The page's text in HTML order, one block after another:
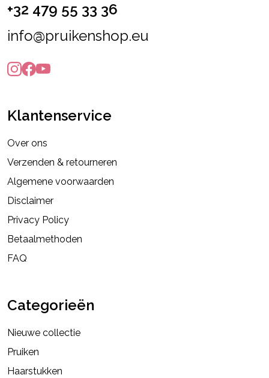
+32 479 55 33 36
info@pruikenshop.eu
Klantenservice
Over ons
Verzenden & retourneren
Algemene voorwaarden
Disclaimer
Privacy Policy
Betaalmethoden
FAQ
Categorieën
Nieuwe collectie
Pruiken
Haarstukken